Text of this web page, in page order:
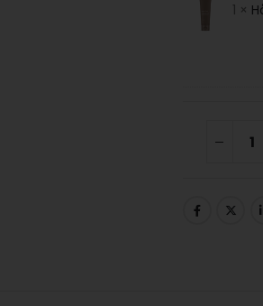
1 ×